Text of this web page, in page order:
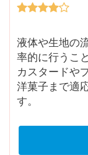
液体や生地の
率的に行うこ
カスタードや
洋菓子まで適
す。